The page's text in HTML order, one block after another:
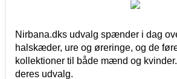
Nirbana.dks udvalg spænder i dag
halskæder, ure og øreringe, og de
kollektioner til både mænd og
deres udvalg.